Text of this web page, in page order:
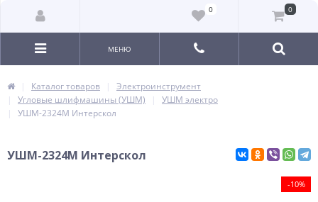
0 0
МЕНЮ
Каталог товаров
Электроинструмент
Угловые шлифмашины (УШМ)
УШМ электро
УШМ-2324М Интерскол
УШМ-2324М Интерскол
-10%